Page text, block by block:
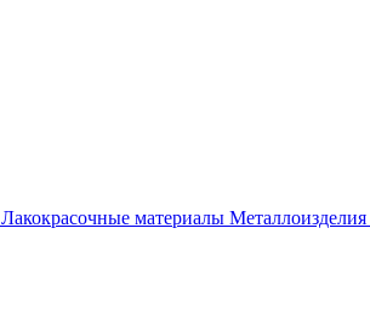
Лакокрасочные материалы Металлоизделия